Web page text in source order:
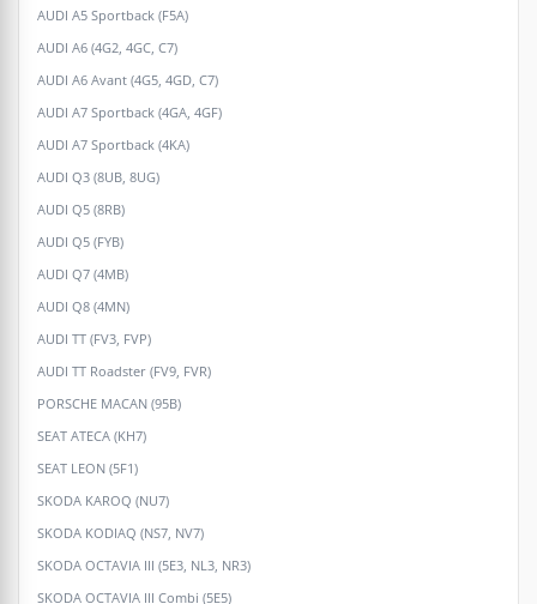
AUDI A5 Sportback (F5A)
AUDI A6 (4G2, 4GC, C7)
AUDI A6 Avant (4G5, 4GD, C7)
AUDI A7 Sportback (4GA, 4GF)
AUDI A7 Sportback (4KA)
AUDI Q3 (8UB, 8UG)
AUDI Q5 (8RB)
AUDI Q5 (FYB)
AUDI Q7 (4MB)
AUDI Q8 (4MN)
AUDI TT (FV3, FVP)
AUDI TT Roadster (FV9, FVR)
PORSCHE MACAN (95B)
SEAT ATECA (KH7)
SEAT LEON (5F1)
SKODA KAROQ (NU7)
SKODA KODIAQ (NS7, NV7)
SKODA OCTAVIA III (5E3, NL3, NR3)
SKODA OCTAVIA III Combi (5E5)